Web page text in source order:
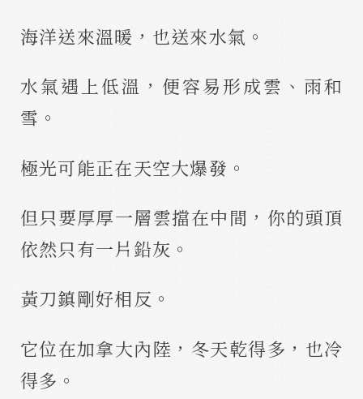
海洋送來溫暖，也送來水氣。
水氣遇上低溫，便容易形成雲、雨和
雪。
極光可能正在天空大爆發。
但只要厚厚一層雲擋在中間，你的頭頂
依然只有一片鉛灰。
黃刀鎮剛好相反。
它位在加拿大內陸，冬天乾得多，也冷
得多。